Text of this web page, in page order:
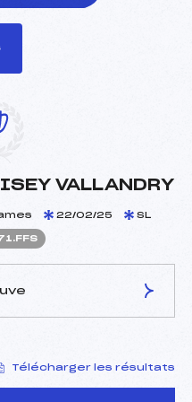
VALLANDRY
22/02/25 SL
GRUMEAU FRANCK (SA)
ESBERARD GHISLAIN
Télécharger les résultats